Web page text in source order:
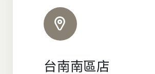
台南南區店